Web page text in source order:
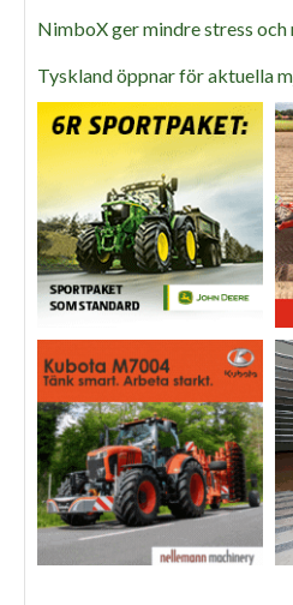
NimboX ger mindre stress
Tyskland öppnar för aktuella